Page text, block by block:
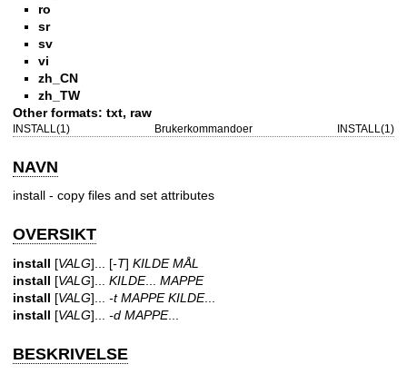
INSTALL(1) Brukerkommandoer INSTALL(1)
NAVN
install - copy files and set attributes
OVERSIKT
install [VALG]... [-T] KILDE MÅL
install [VALG]... KILDE... MAPPE
install [VALG]... -t MAPPE KILDE...
install [VALG]... -d MAPPE...
BESKRIVELSE
ro
sr
sv
vi
zh_CN
zh_TW
Other formats: txt, raw